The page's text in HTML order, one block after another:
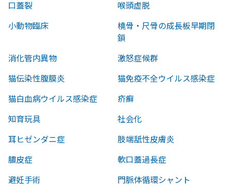
口蓋裂
喉頭虚脱
小動物臨床
橈骨・尺骨の成長板早期閉
鎖
消化管内異物
激怒症候群
猫伝染性腹膜炎
猫免疫不全ウイルス感染症
猫白血病ウイルス感染症
疥癬
知育玩具
社会化
耳ヒゼンダニ症
肢端舐性皮膚炎
膿皮症
軟口蓋過長症
避妊手術
門脈体循環シャント